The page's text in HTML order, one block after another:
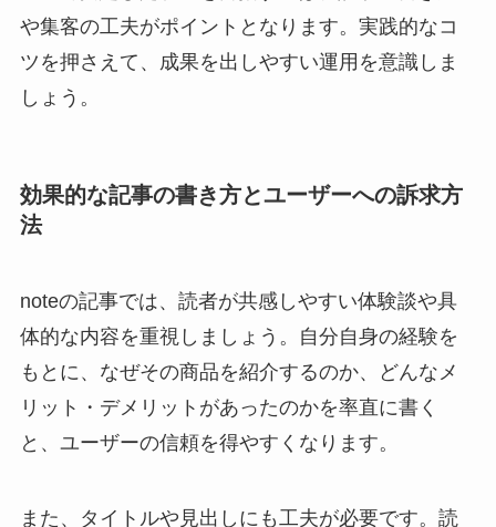
や集客の工夫がポイントとなります。実践的なコ
ツを押さえて、成果を出しやすい運用を意識しま
しょう。
効果的な記事の書き方とユーザーへの訴求方
法
noteの記事では、読者が共感しやすい体験談や具
体的な内容を重視しましょう。自分自身の経験を
もとに、なぜその商品を紹介するのか、どんなメ
リット・デメリットがあったのかを率直に書く
と、ユーザーの信頼を得やすくなります。
また、タイトルや見出しにも工夫が必要です。読